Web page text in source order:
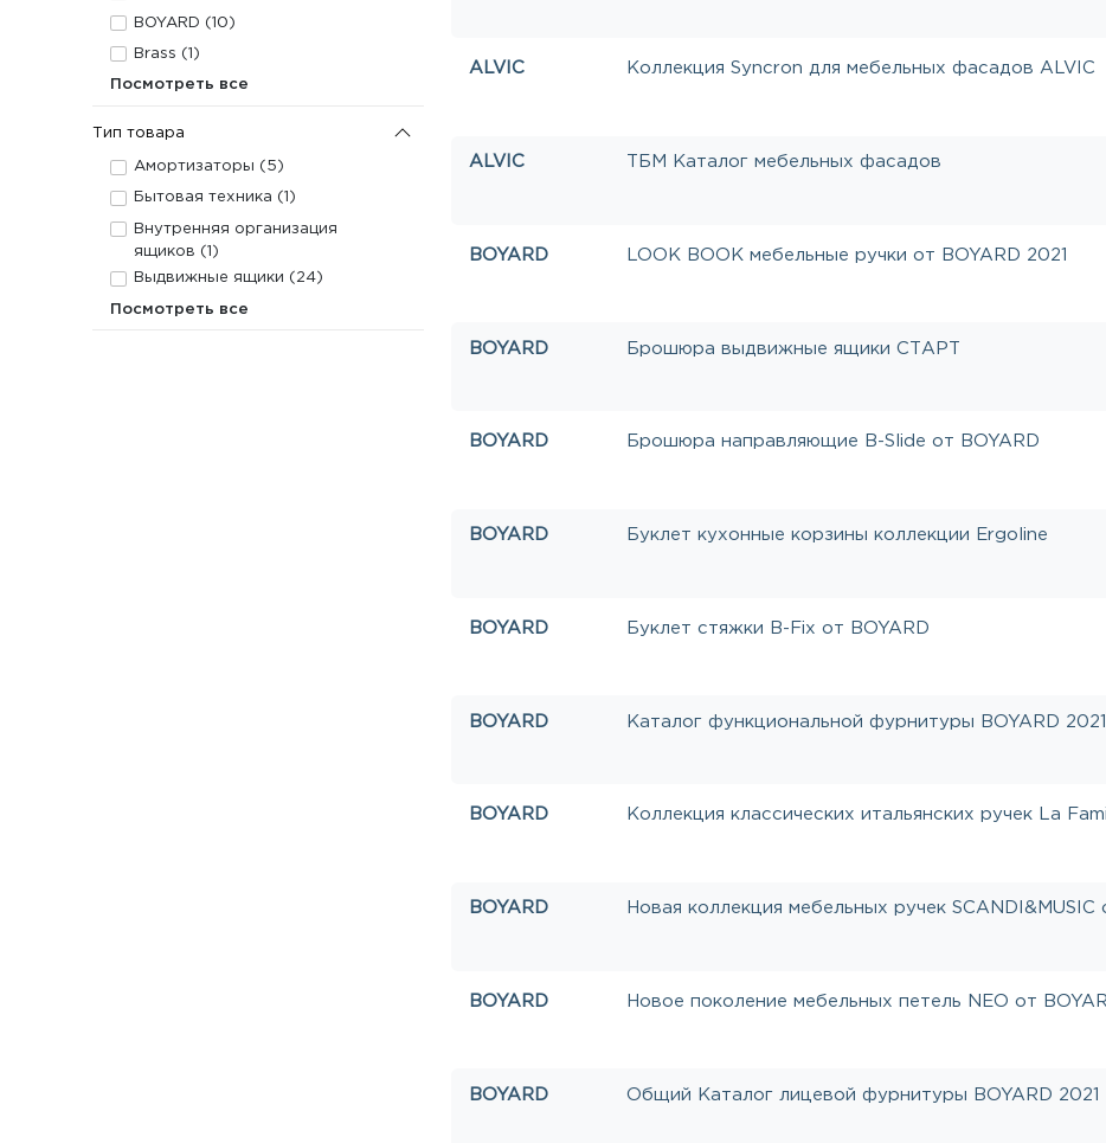
BOYARD (10)
Brass (1 )
Посмотреть все
Тип товара
Амортизаторы ( 5 )
Бытовая техника (1 )
Внутренняя организация
ящиков (1 )
Выдвижные ящики ( 24)
Посмотреть все
ALVIC Коллекция Syncron для мебельных фасадов ALVIC
ALVIC ТБМ Каталог мебельных фасадов
BOYARD LOOK BOOK мебельные ручки от BOYARD 2021
BOYARD Брошюра выдвижные ящики СТАРТ
BOYARD Брошюра направляющие B-Slide от BOYARD
BOYARD Буклет кухонные корзины коллекции Ergoline
BOYARD Буклет стяжки B-Fix от BOYARD
BOYARD Каталог функциональной фурнитуры BOYARD 2021
BOYARD Коллекция классических итальянских ручек La
BOYARD Новая коллекция мебельных ручек SCANDI&MUSIC
BOYARD Новое поколение мебельных петель NEO от
BOYARD Общий Каталог лицевой фурнитуры BOYARD 2021